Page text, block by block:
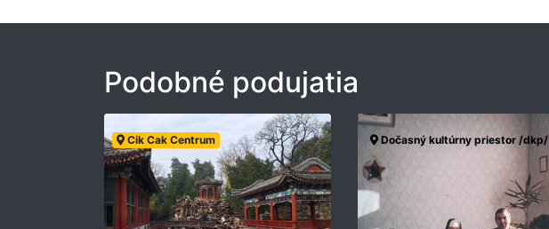
Podobné podujatia
Cik Cak Centrum Dočasný kultúrny priestor /dkp/